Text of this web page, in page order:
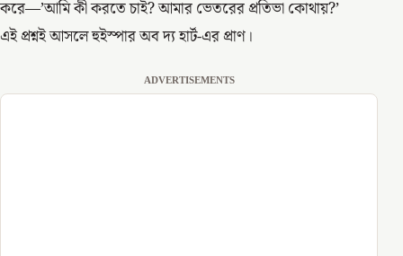
করে—’আমি কী করতে চাই? আমার ভেতরের প্রতিভা কোথায়?’
এই প্রশ্নই আসলে হুইস্পার অব দ্য হার্ট-এর প্রাণ।
ADVERTISEMENTS